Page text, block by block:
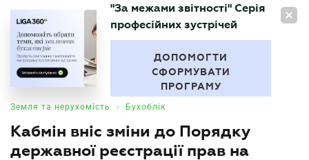
UA
БУХГАЛТЕР
"За межами звітності" Серія
професійних зустрічей
ДОПОМОГТИ
СФОРМУВАТИ
ПРОГРАМУ
Земля та нерухомість • Бухоблік
Кабмін вніс зміни до Порядку
державної реєстрації прав на